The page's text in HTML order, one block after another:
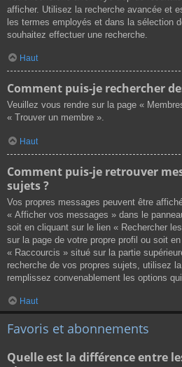
afficher. Utilisez la recherche avancée et
les termes employés et dans la sélection
souhaitez effectuer une recherche.
Haut
Comment puis-je rechercher
Veuillez vous rendre sur la page «
« Trouver un membre ».
Haut
Comment puis-je retrouver
sujets ?
Vos propres messages peuvent être
« Afficher vos messages » dans le
soit en cliquant sur le lien « Rechercher
sur la page de votre propre profil ou soit
« Raccourcis » situé sur la partie
recherche de vos propres sujets, utilisez
remplissez convenablement les options
Haut
Favoris et abonnements
Quelle est la différence entre